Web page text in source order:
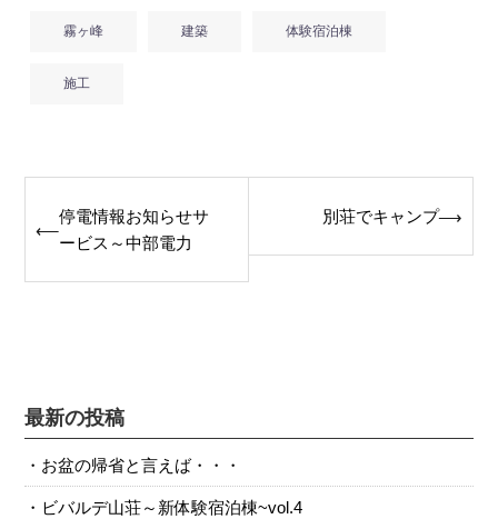
霧ヶ峰 建築 体験宿泊棟
施工
Post
navigation
⟵
停電情報お知らせサ
ービス～中部電力
別荘でキャンプ⟶
最新の投稿
お盆の帰省と言えば・・・
ビバルデ山荘～新体験宿泊棟~vol.4